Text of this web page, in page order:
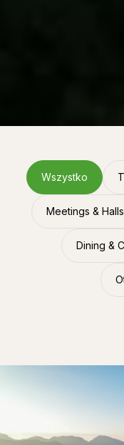
Wszystko
Meetings & Halls
Dining &